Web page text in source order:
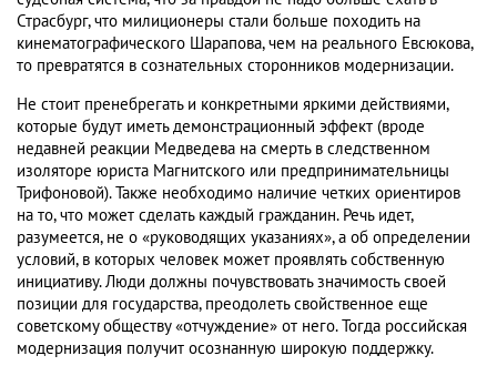
Страсбург, что милиционеры стали больше походить на
кинематографического Шарапова, чем на реального Евсюкова,
то превратятся в сознательных сторонников модернизации.
Не стоит пренебрегать и конкретными яркими действиями,
которые будут иметь демонстрационный эффект (вроде
недавней реакции Медведева на смерть в следственном
изоляторе юриста Магнитского или предпринимательницы
Трифоновой). Также необходимо наличие четких ориентиров
на то, что может сделать каждый гражданин. Речь идет,
разумеется, не о «руководящих указаниях», а об определении
условий, в которых человек может проявлять собственную
инициативу. Люди должны почувствовать значимость своей
позиции для государства, преодолеть свойственное еще
советскому обществу «отчуждение» от него. Тогда российская
модернизация получит осознанную широкую поддержку.